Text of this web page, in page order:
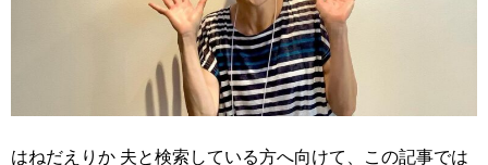
はねだえりか 夫と検索している方へ向けて、この記事では